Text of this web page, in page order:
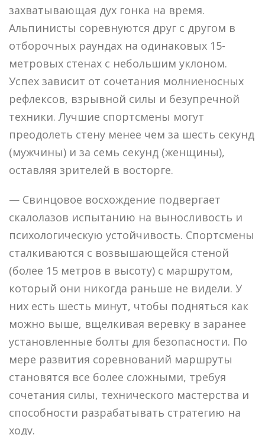
захватывающая дух гонка на время.
Альпинисты соревнуются друг с другом в
отборочных раундах на одинаковых 15-
метровых стенах с небольшим уклоном.
Успех зависит от сочетания молниеносных
рефлексов, взрывной силы и безупречной
техники. Лучшие спортсмены могут
преодолеть стену менее чем за шесть секунд
(мужчины) и за семь секунд (женщины),
оставляя зрителей в восторге.
— Свинцовое восхождение подвергает
скалолазов испытанию на выносливость и
психологическую устойчивость. Спортсмены
сталкиваются с возвышающейся стеной
(более 15 метров в высоту) с маршрутом,
который они никогда раньше не видели. У
них есть шесть минут, чтобы подняться как
можно выше, вщелкивая веревку в заранее
установленные болты для безопасности. По
мере развития соревнований маршруты
становятся все более сложными, требуя
сочетания силы, технического мастерства и
способности разрабатывать стратегию на
ходу.